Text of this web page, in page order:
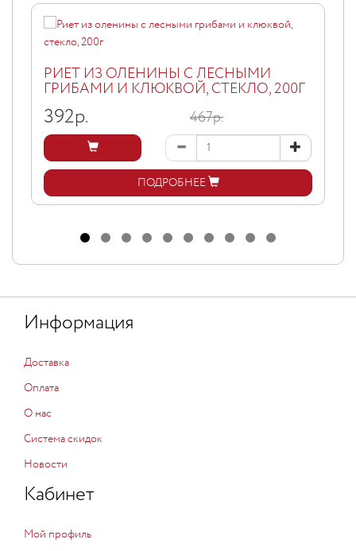
РИЕТ ИЗ ОЛЕНИНЫ С ЛЕСНЫМИ
ГРИБАМИ И КЛЮКВОЙ, СТЕКЛО, 200Г
392р. 467р.
ПОДРОБНЕЕ
Информация
Доставка
Оплата
О нас
Система скидок
Новости
Кабинет
Мой профиль